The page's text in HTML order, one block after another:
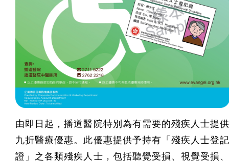
由即日起，播道醫院特別為有需要的殘疾人士提
九折醫療優惠。此優惠提供予持有「殘疾人士登
證」之各類殘疾人士，包括聽覺受損、視覺受損